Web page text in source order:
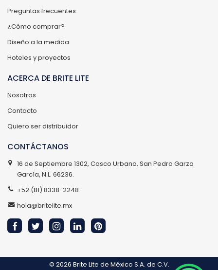
Preguntas frecuentes
¿Cómo comprar?
Diseño a la medida
Hoteles y proyectos
ACERCA DE BRITE LITE
Nosotros
Contacto
Quiero ser distribuidor
CONTÁCTANOS
16 de Septiembre 1302, Casco Urbano, San Pedro Garza
García, N.L. 66236.
+52 (81) 8338-2248
hola@britelite.mx
© 2026 Brite Lite de México S.A. de C.V.